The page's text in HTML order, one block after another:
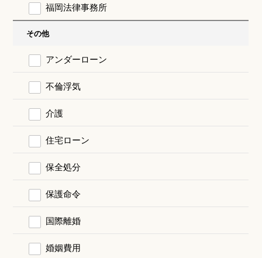
福岡法律事務所
その他
アンダーローン
不倫浮気
介護
住宅ローン
保全処分
保護命令
国際離婚
婚姻費用